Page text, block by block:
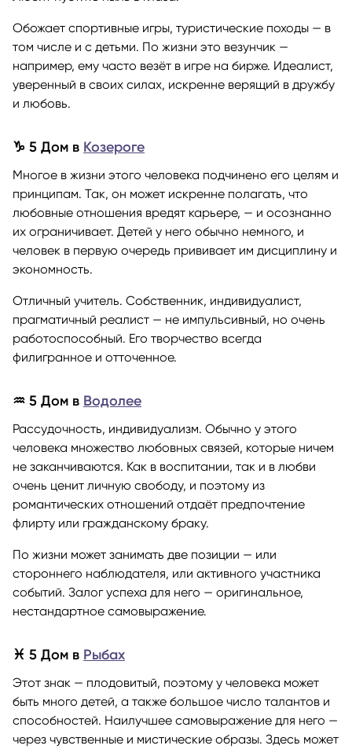
Обожает спортивные игры, туристические походы — в
том числе и с детьми. По жизни это везунчик —
например, ему часто везёт в игре на бирже. Идеалист,
уверенный в своих силах, искренне верящий в дружбу
и любовь.
♑ 5 Дом в Козероге
Многое в жизни этого человека подчинено его целям и
принципам. Так, он может искренне полагать, что
любовные отношения вредят карьере, — и осознанно
их ограничивает. Детей у него обычно немного, и
человек в первую очередь прививает им дисциплину и
экономность.
Отличный учитель. Собственник, индивидуалист,
прагматичный реалист — не импульсивный, но очень
работоспособный. Его творчество всегда
филигранное и отточенное.
♒ 5 Дом в Водолее
Рассудочность, индивидуализм. Обычно у этого
человека множество любовных связей, которые ничем
не заканчиваются. Как в воспитании, так и в любви
очень ценит личную свободу, и поэтому из
романтических отношений отдаёт предпочтение
флирту или гражданскому браку.
По жизни может занимать две позиции — или
стороннего наблюдателя, или активного участника
событий. Залог успеха для него — оригинальное,
нестандартное самовыражение.
♓ 5 Дом в Рыбах
Этот знак — плодовитый, поэтому у человека может
быть много детей, а также большое число талантов и
способностей. Наилучшее самовыражение для него —
через чувственные и мистические образы. Здесь может